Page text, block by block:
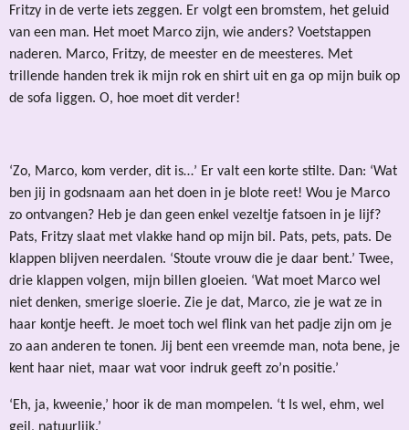
Fritzy in de verte iets zeggen. Er volgt een bromstem, het geluid
van een man. Het moet Marco zijn, wie anders? Voetstappen
naderen. Marco, Fritzy, de meester en de meesteres. Met
trillende handen trek ik mijn rok en shirt uit en ga op mijn buik op
de sofa liggen. O, hoe moet dit verder!
‘Zo, Marco, kom verder, dit is…’ Er valt een korte stilte. Dan: ‘Wat
ben jij in godsnaam aan het doen in je blote reet! Wou je Marco
zo ontvangen? Heb je dan geen enkel vezeltje fatsoen in je lijf?
Pats, Fritzy slaat met vlakke hand op mijn bil. Pats, pets, pats. De
klappen blijven neerdalen. ‘Stoute vrouw die je daar bent.’ Twee,
drie klappen volgen, mijn billen gloeien. ‘Wat moet Marco wel
niet denken, smerige sloerie. Zie je dat, Marco, zie je wat ze in
haar kontje heeft. Je moet toch wel flink van het padje zijn om je
zo aan anderen te tonen. Jij bent een vreemde man, nota bene, je
kent haar niet, maar wat voor indruk geeft zo’n positie.’
‘Eh, ja, kweenie,’ hoor ik de man mompelen. ‘t Is wel, ehm, wel
geil, natuurlijk.’